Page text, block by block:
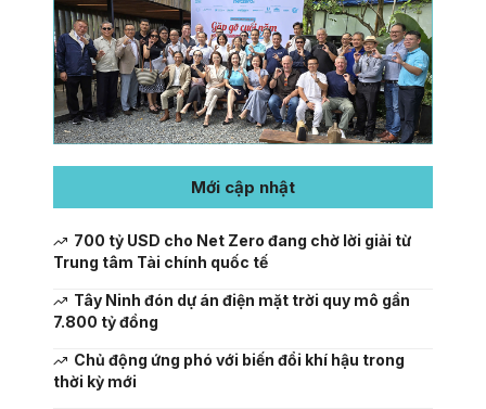
Mới cập nhật
700 tỷ USD cho Net Zero đang chờ lời giải từ
Trung tâm Tài chính quốc tế
Tây Ninh đón dự án điện mặt trời quy mô gần
7.800 tỷ đồng
Chủ động ứng phó với biến đổi khí hậu trong
thời kỳ mới